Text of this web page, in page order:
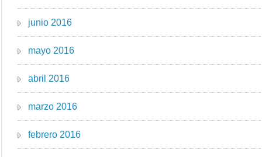
junio 2016
mayo 2016
abril 2016
marzo 2016
febrero 2016